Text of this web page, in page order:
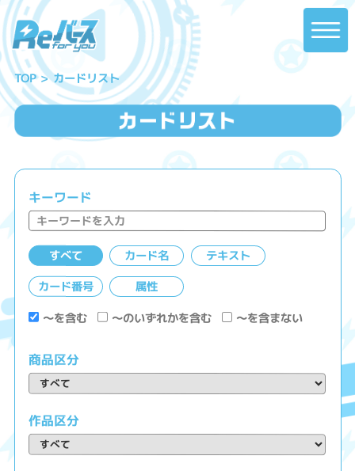
TOP カードリスト
キーワード
すべて カード名 テキスト
カード番号 属性
～を含む ～のいずれかを含む ～を含まない
商品区分
作品区分